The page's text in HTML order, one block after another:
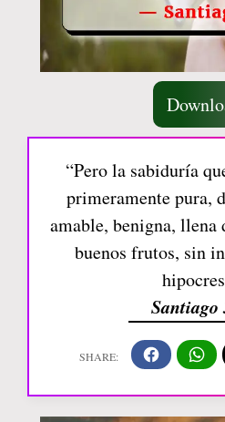
“Pero la sabiduría
primeramente pura,
amable, benigna,
buenos frutos, sin
Santiago